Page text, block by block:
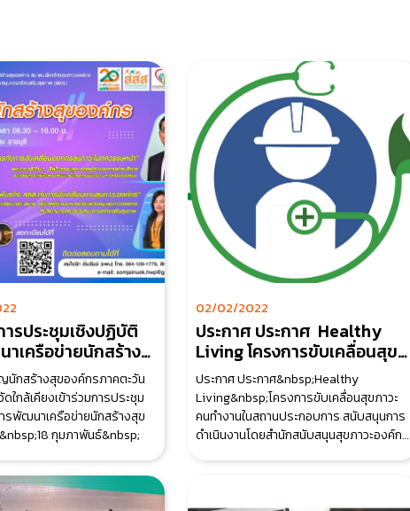
ารประชุมเชิงปฏิบัติ
เครือข่ายนักสร้าง
นักสร้างสุของค์กรภาคตะวัน
ใกล้เคียงเข้าร่วมการประชุม
รพัฒนาเครือข่ายนักสร้างสุข
กุมภาพันธ์&nbsp;
02/02/2022
ประกาศ ประกาศ Healthy
Living โครงการขับเคลื่อนสุข
ภาวะคนทำงานในสถาน
ประกอบการ
ประกาศ ประกาศ&nbsp;Healthy
Living&nbsp;โครงการขับเคลื่อนสุขภาวะ
คนทำงานในสถานประกอบการ สนับสนุนการ
ดำเนินงานโดยสำนักสนับสนุนสุขภาวะองค์กร